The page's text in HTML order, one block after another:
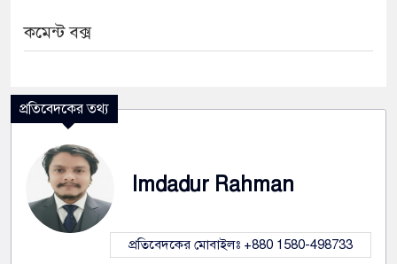
কমেন্ট বক্স
প্রতিবেদকের তথ্য
Imdadur Rahman
প্রতিবেদকের মোবাইলঃ +880 1580-498733